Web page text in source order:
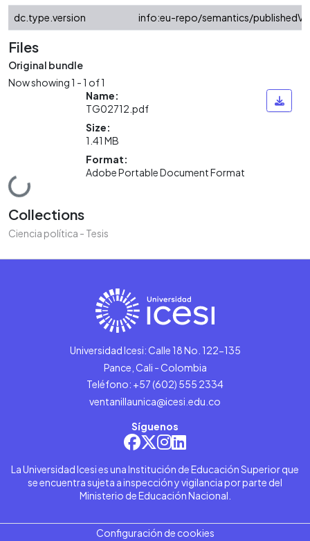
dc.type.version
info:eu-repo/semantics/
Files
Original bundle
Now showing1 - 1 of 1
Loading...
Name:
TG02712.pdf
Size:
1.41 MB
Format:
Adobe Portable Document Format
Collections
Ciencia política - Tesis
Universidad Icesi: Calle 18 No. 122-135
Pance, Cali - Colombia
Teléfono: +57 (602) 555 2334
ventanillaunica@icesi.edu.co
Síguenos
La Universidad Icesi es una Institución de Educación Superior que
se encuentra sujeta a inspección y vigilancia por parte del
Ministerio de Educación Nacional.
Configuración de cookies